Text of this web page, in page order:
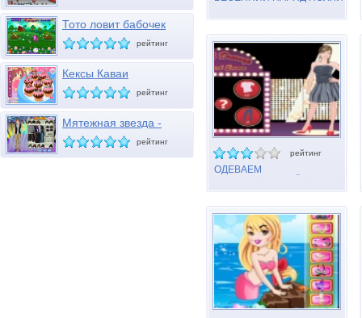
рейтинг
ОДЕВАЕМ
УОТСОН
Тото ловит бабочек
рейтинг
Кексы Каваи
рейтинг
Мятежная звезда -
Диего
рейтинг